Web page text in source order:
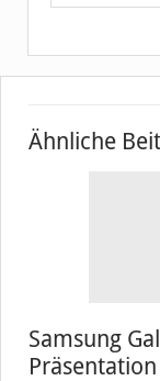
Ähnliche
Samsung